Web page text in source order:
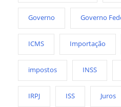
Governo Governo
ICMS Importação
impostos INSS
IRPJ ISS Juros